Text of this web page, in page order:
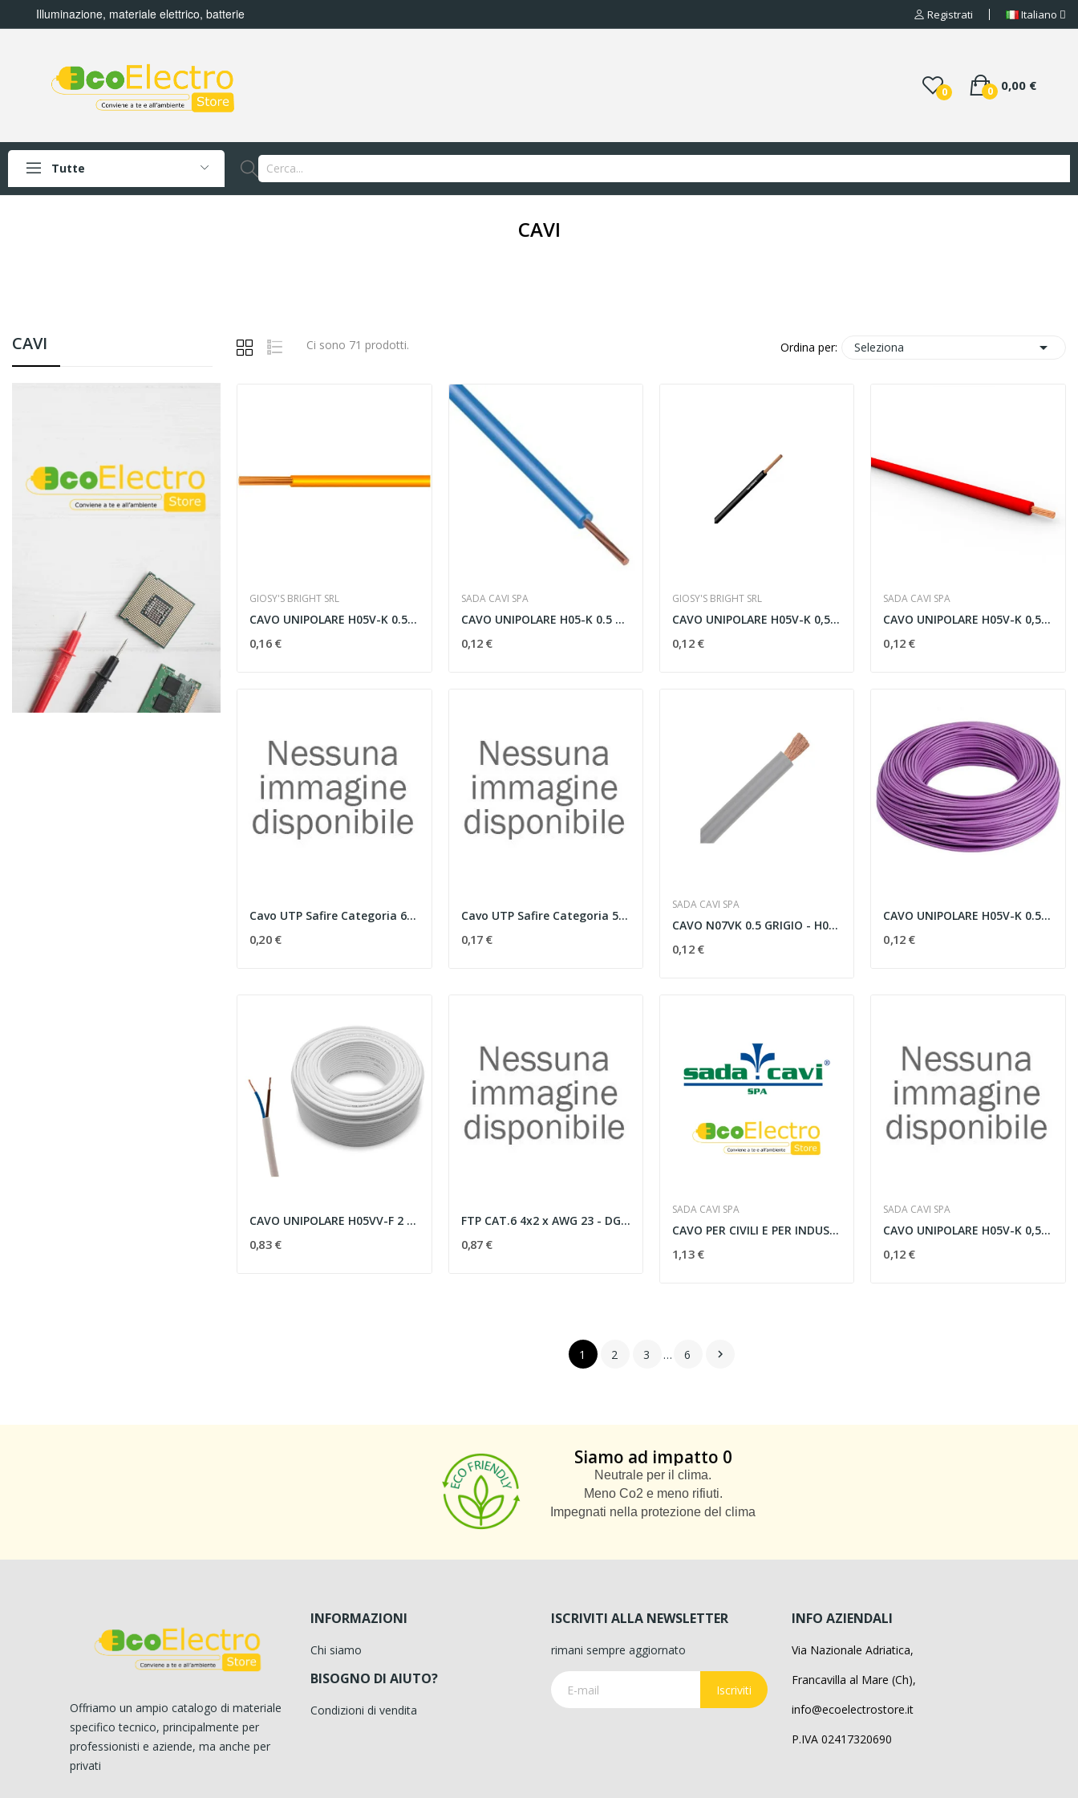
Illuminazione, materiale elettrico, batterie Registrati Italiano
0 0,00 €
0
Tutte
CAVI
CAVI Ci sono 71 prodotti. Ordina per: Seleziona 
GIOSY'S BRIGHT SRL
CAVO UNIPOLARE H05V-K 0.50 MMQ ARANCIONE -...
0,16 €
SADA CAVI SPA
CAVO UNIPOLARE H05-K 0.5 MMQ BLU - H05 0,50 BL
0,12 €
GIOSY'S BRIGHT SRL
CAVO UNIPOLARE H05V-K 0,5 MMQ NERO - H05 0,50 NE
0,12 €
SADA CAVI SPA
CAVO UNIPOLARE H05V-K 0,5 MMQ ROSSO - H05 0,50 RO
0,12 €
Cavo UTP Safire Categoria 6Conduttore CCA...
0,20 €
Cavo UTP Safire Categoria 5EConduttore CCA...
0,17 €
SADA CAVI SPA
CAVO N07VK 0.5 GRIGIO - H05 0,50 GR
0,12 €
CAVO UNIPOLARE H05V-K 0.50 MMQ VIOLA - H05 0,50...
0,12 €
CAVO UNIPOLARE H05VV-F 2 CONDUTTORI PER 1,5 MMQ...
0,83 €
FTP CAT.6 4x2 x AWG 23 - DG PVC+PE NERO
0,87 €
SADA CAVI SPA
CAVO PER CIVILI E PER INDUSTRIALI VG 3G1.5...
1,13 €
SADA CAVI SPA
CAVO UNIPOLARE H05V-K 0,5 MMQ ROSSO - H05 0,50 RO
0,12 €
1 2 3 … 6 
Siamo ad impatto 0
Neutrale per il clima.
Meno Co2 e meno rifiuti.
Impegnati nella protezione del clima
Offriamo un ampio catalogo di materiale
specifico tecnico, principalmente per
professionisti e aziende, ma anche per
privati
INFORMAZIONI
Chi siamo
BISOGNO DI AIUTO?
Condizioni di vendita
ISCRIVITI ALLA NEWSLETTER
rimani sempre aggiornato
Iscriviti
INFO AZIENDALI
Via Nazionale Adriatica,
Francavilla al Mare (Ch),
info@ecoelectrostore.it
P.IVA 02417320690